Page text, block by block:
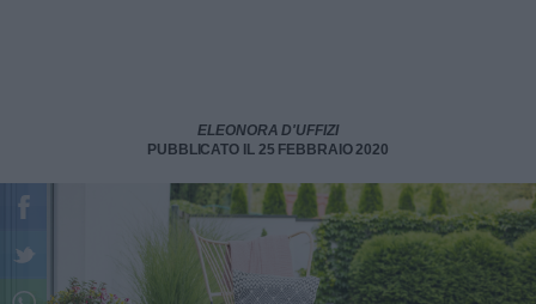
ELEONORA D'UFFIZI
PUBBLICATO IL 25 FEBBRAIO 2020